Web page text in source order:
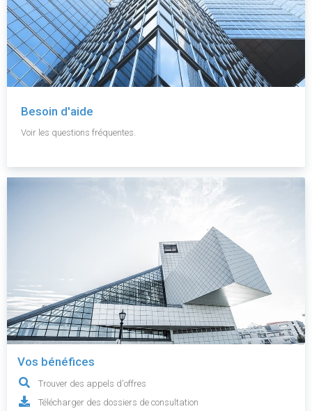
Besoin d'aide
Voir les questions fréquentes.
Vos bénéfices
Trouver des appels d'offres
Télécharger des dossiers de consultation